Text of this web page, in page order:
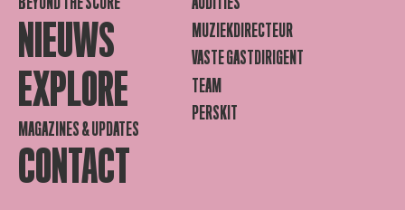
NIEUWS
EXPLORE
MAGAZINES & UPDATES
CONTACT
MUZIEKDIRECTEUR
VASTE GASTDIRIGENT
TEAM
PERSKIT